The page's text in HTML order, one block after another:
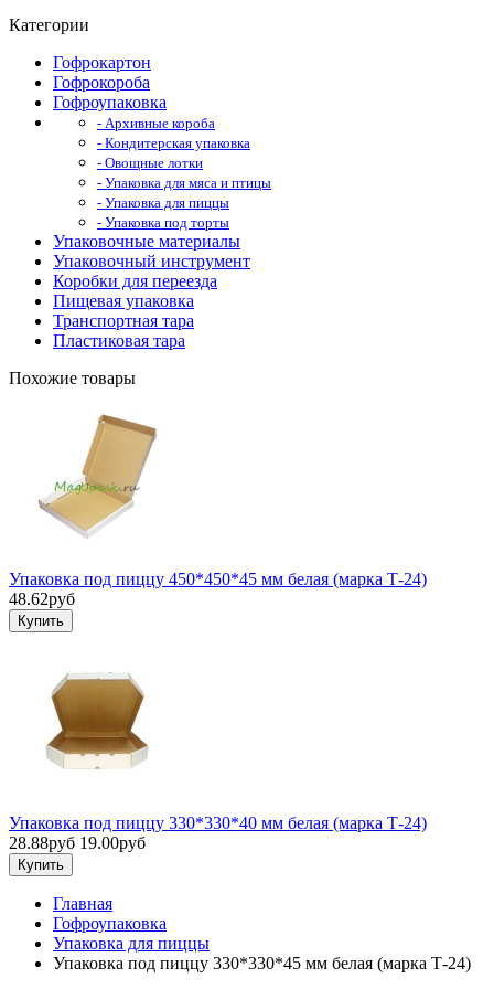
Категории
Гофрокартон
Гофрокороба
Гофроупаковка
- Архивные короба
- Кондитерская упаковка
- Овощные лотки
- Упаковка для мяса и птицы
- Упаковка для пиццы
- Упаковка под торты
Упаковочные материалы
Упаковочный инструмент
Коробки для переезда
Пищевая упаковка
Транспортная тара
Пластиковая тара
Похожие товары
Упаковка под пиццу 450*450*45 мм белая (марка Т-24)
48.62руб
Упаковка под пиццу 330*330*40 мм белая (марка Т-24)
28.88руб 19.00руб
Главная
Гофроупаковка
Упаковка для пиццы
Упаковка под пиццу 330*330*45 мм белая (марка Т-24)